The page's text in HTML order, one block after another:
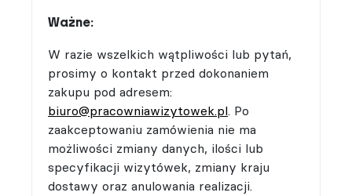
Ważne:
W razie wszelkich wątpliwości lub pytań,
prosimy o kontakt przed dokonaniem
zakupu pod adresem:
biuro@pracowniawizytowek.pl. Po
zaakceptowaniu zamówienia nie ma
możliwości zmiany danych, ilości lub
specyfikacji wizytówek, zmiany kraju
dostawy oraz anulowania realizacji.